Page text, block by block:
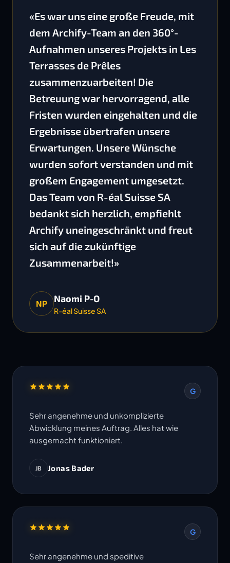
«Es war uns eine große Freude, mit
dem Archify-Team an den 360°-
Aufnahmen unseres Projekts in Les
Terrasses de Prêles
zusammenzuarbeiten! Die
Betreuung war hervorragend, alle
Fristen wurden eingehalten und die
Ergebnisse übertrafen unsere
Erwartungen. Unsere Wünsche
wurden sofort verstanden und mit
großem Engagement umgesetzt.
Das Team von R-éal Suisse SA
bedankt sich herzlich, empfiehlt
Archify uneingeschränkt und freut
sich auf die zukünftige
Zusammenarbeit!»
NP Naomi P-O
R-éal Suisse SA
G
Sehr angenehme und unkomplizierte
Abwicklung meines Auftrag. Alles hat wie
ausgemacht funktioniert.
JB Jonas Bader
G
Sehr angenehme und speditive